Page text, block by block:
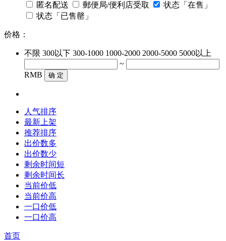
匿名配送
郵便局/便利店受取
状态「在售」
状态「已售罄」
价格：
不限 300以下 300-1000 1000-2000 2000-5000 5000以上
~
RMB
确 定
人气排序
最新上架
推荐排序
出价数多
出价数少
剩余时间短
剩余时间长
当前价低
当前价高
一口价低
一口价高
首页